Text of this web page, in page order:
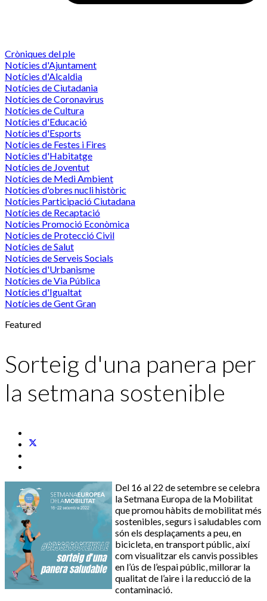
Cròniques del ple
Notícies d'Ajuntament
Notícies d'Alcaldia
Notícies de Ciutadania
Notícies de Coronavirus
Notícies de Cultura
Notícies d'Educació
Notícies d'Esports
Notícies de Festes i Fires
Notícies d'Habitatge
Notícies de Joventut
Notícies de Medi Ambient
Notícies d'obres nucli històric
Notícies Participació Ciutadana
Notícies de Recaptació
Notícies Promoció Econòmica
Notícies de Protecció Civil
Notícies de Salut
Notícies de Serveis Socials
Notícies d'Urbanisme
Notícies de Via Pública
Notícies d'Igualtat
Notícies de Gent Gran
Featured
Sorteig d'una panera per
la setmana sostenible
Del 16 al 22 de setembre se celebra
la Setmana Europa de la Mobilitat
que promou hàbits de mobilitat més
sostenibles, segurs i saludables com
són els desplaçaments a peu, en
bicicleta, en transport públic, així
com visualitzar els canvis possibles
en l’ús de l’espai públic, millorar la
qualitat de l’aire i la reducció de la
contaminació.